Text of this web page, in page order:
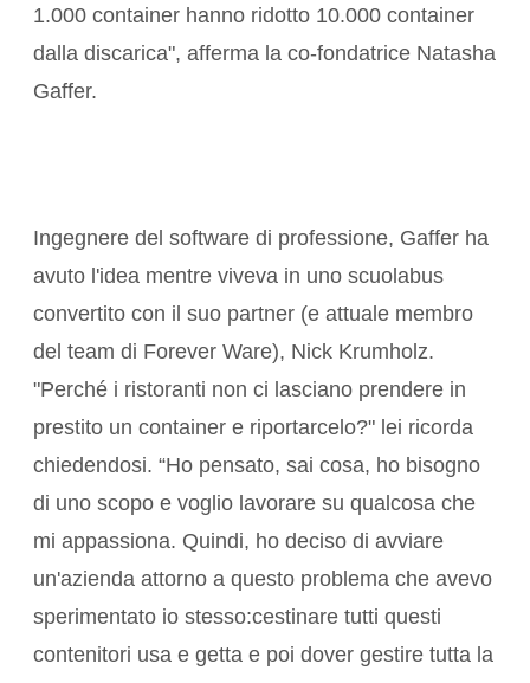
1.000 container hanno ridotto 10.000 container
dalla discarica", afferma la co-fondatrice Natasha
Gaffer.
Ingegnere del software di professione, Gaffer ha
avuto l'idea mentre viveva in uno scuolabus
convertito con il suo partner (e attuale membro
del team di Forever Ware), Nick Krumholz.
"Perché i ristoranti non ci lasciano prendere in
prestito un container e riportarcelo?" lei ricorda
chiedendosi. “Ho pensato, sai cosa, ho bisogno
di uno scopo e voglio lavorare su qualcosa che
mi appassiona. Quindi, ho deciso di avviare
un'azienda attorno a questo problema che avevo
sperimentato io stesso:cestinare tutti questi
contenitori usa e getta e poi dover gestire tutta la